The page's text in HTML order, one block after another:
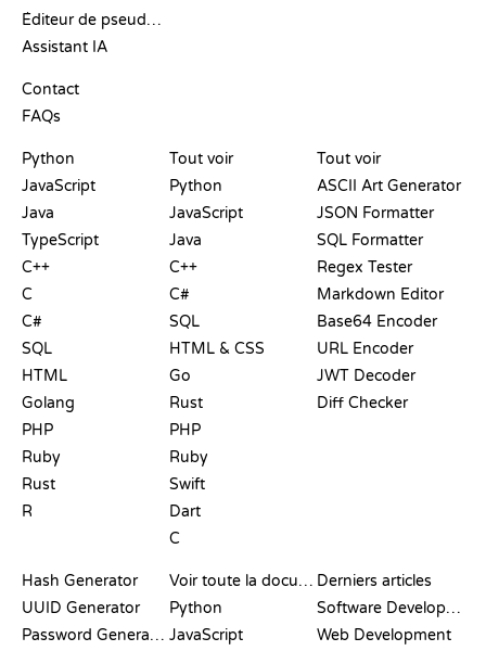
Éditeur de pseudo-code
Assistant IA
Contact
FAQs
Python
JavaScript
Java
TypeScript
C++
C
C#
SQL
HTML
Golang
PHP
Ruby
Rust
R
Tout voir
Python
JavaScript
Java
C++
C#
SQL
HTML & CSS
Go
Rust
PHP
Ruby
Swift
Dart
C
Tout voir
ASCII Art Generator
JSON Formatter
SQL Formatter
Regex Tester
Markdown Editor
Base64 Encoder
URL Encoder
JWT Decoder
Diff Checker
Hash Generator
UUID Generator
Password Generator
Voir toute la documentation
Python
JavaScript
Derniers articles
Software Development
Web Development